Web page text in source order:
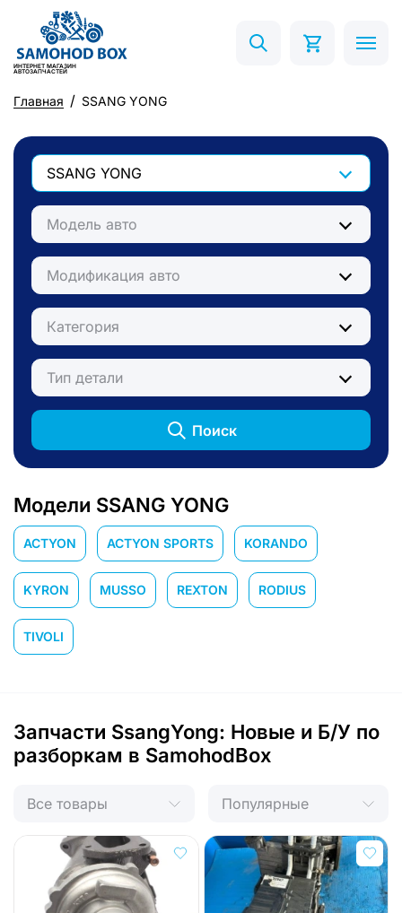
ИНТЕРНЕТ МАГАЗИН
АВТОЗАПЧАСТЕЙ
Главная SSANG YONG
SSANG YONG
Модель авто
Модификация авто
Категория
Тип детали
Поиск
Модели SSANG YONG
ACTYON ACTYON SPORTS KORANDO
KYRON MUSSO REXTON RODIUS
TIVOLI
Запчасти SsangYong: Новые и Б/У по
разборкам в SamohodBox
Все товары Популярные